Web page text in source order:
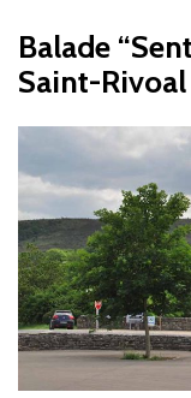
Balade
Saint-